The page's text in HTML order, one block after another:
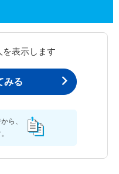
を表示します
みる
ら、